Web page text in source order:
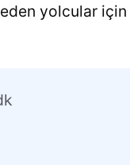
yolcular